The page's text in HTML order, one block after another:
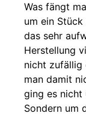
Was fängt
um ein Stück
das sehr
Herstellung
nicht zufällig
man damit
ging es nicht
Sondern um